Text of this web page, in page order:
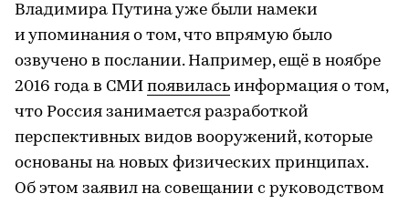
Владимира Путина уже были намеки
и упоминания о том, что впрямую было
озвучено в послании. Например, ещё в ноябре
2016 года в СМИ появилась информация о том,
что Россия занимается разработкой
перспективных видов вооружений, которые
основаны на новых физических принципах.
Об этом заявил на совещании с руководством